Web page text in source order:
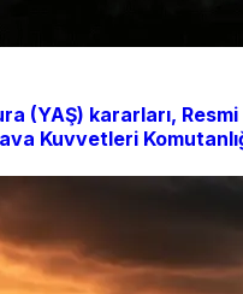
(YAŞ) kararları,
Kuvvetleri